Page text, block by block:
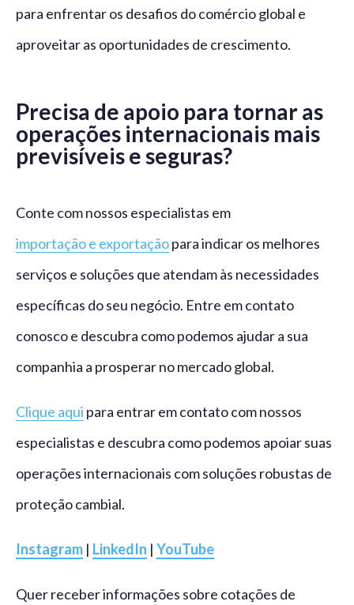
para enfrentar os desafios do comércio global e
aproveitar as oportunidades de crescimento.
Precisa de apoio para tornar as
operações internacionais mais
previsíveis e seguras?
Conte com nossos especialistas em
importação e exportaçãopara indicar os melhores
serviços e soluções que atendam às necessidades
específicas do seu negócio. Entre em contato
conosco e descubra como podemos ajudar a sua
companhia a prosperar no mercado global.
Clique aqui para entrar em contato com nossos
especialistas e descubra como podemos apoiar suas
operações internacionais com soluções robustas de
proteção cambial.
Instagram | LinkedIn | YouTube
Quer receber informações sobre cotações de